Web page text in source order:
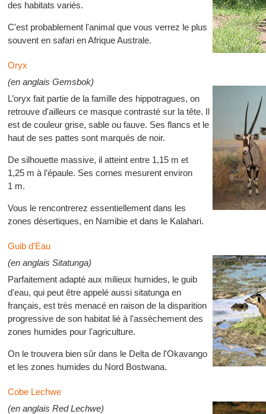
des habitats variés.
C'est probablement l'animal que vous verrez le plus
souvent en safari en Afrique Australe.
Oryx
(en anglais Gemsbok)
L’oryx fait partie de la famille des hippotragues, on
retrouve d'ailleurs ce masque contrasté sur la tête. Il
est de couleur grise, sable ou fauve. Ses flancs et le
haut de ses pattes sont marqués de noir.
De silhouette massive, il atteint entre 1,15 m et
1,25 m à l’épaule. Ses cornes mesurent environ
1 m.
Vous le rencontrerez essentiellement dans les
zones désertiques, en Namibie et dans le Kalahari.
Guib d'Eau
(en anglais Sitatunga)
Parfaitement adapté aux milieux humides, le guib
d'eau, qui peut être appelé aussi sitatunga en
français, est très menacé en raison de la disparition
progressive de son habitat lié à l'assèchement des
zones humides pour l'agriculture.
On le trouvera bien sûr dans le Delta de l'Okavango
et les zones humides du Nord Bostwana.
Cobe Lechwe
(en anglais Red Lechwe)